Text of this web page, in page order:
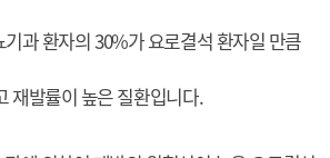
과 환자의 30%가 요로결석 환자일 만큼
재발률이 높은 질환입니다.